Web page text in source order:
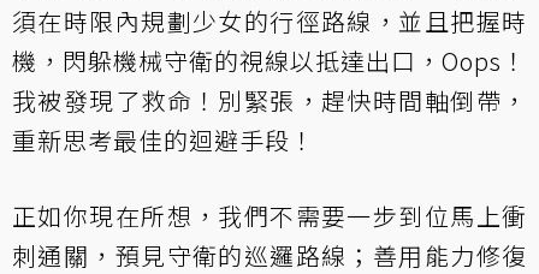
須在時限內規劃少女的行徑路線，並且把握時
機，閃躲機械守衛的視線以抵達出口，Oops！
我被發現了救命！別緊張，趕快時間軸倒帶，
重新思考最佳的迴避手段！
正如你現在所想，我們不需要一步到位馬上衝
刺通關，預見守衛的巡邏路線；善用能力修復